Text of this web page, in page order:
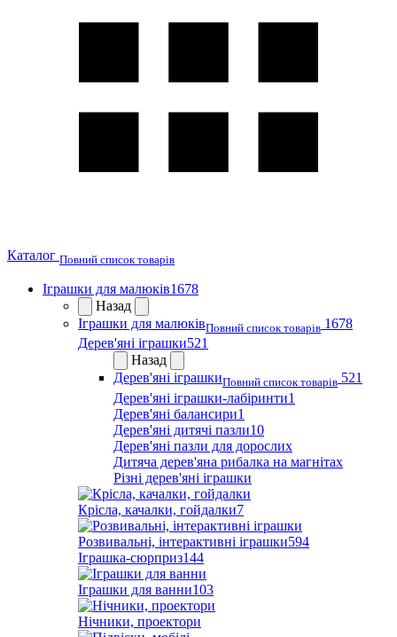
Каталог Повний список товарів
Іграшки для малюків1678
Назад
Іграшки для малюківПовний список товарів 1678
Дерев'яні іграшки521
Назад
Дерев'яні іграшкиПовний список товарів 521
Дерев'яні іграшки-лабіринти1
Дерев'яні балансири1
Дерев'яні дитячі пазли10
Дерев'яні пазли для дорослих
Дитяча дерев'яна рибалка на магнітах
Різні дерев'яні іграшки
Крісла, качалки, гойдалки7
Розвивальні, інтерактивні іграшки594
Іграшка-сюрприз144
Іграшки для ванни103
Нічники, проектори